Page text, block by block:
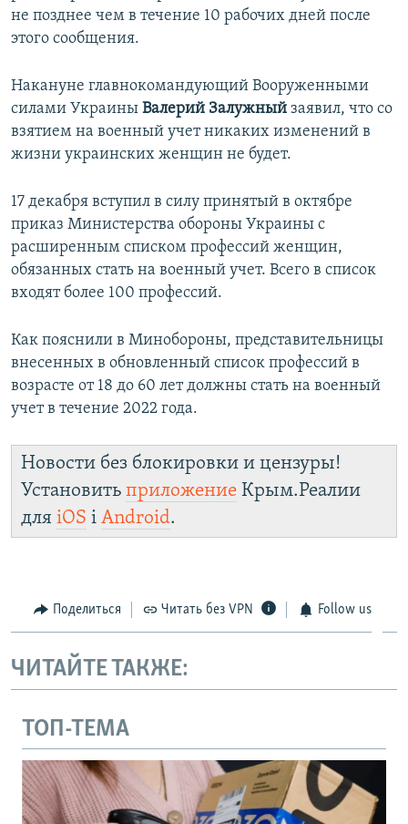
не позднее чем в течение 10 рабочих дней после
этого сообщения.
Накануне главнокомандующий Вооруженными
силами Украины Валерий Залужный заявил, что со
взятием на военный учет никаких изменений в
жизни украинских женщин не будет.
17 декабря вступил в силу принятый в октябре
приказ Министерства обороны Украины с
расширенным списком профессий женщин,
обязанных стать на военный учет. Всего в список
входят более 100 профессий.
Как пояснили в Минобороны, представительницы
внесенных в обновленный список профессий в
возрасте от 18 до 60 лет должны стать на военный
учет в течение 2022 года.
Новости без блокировки и цензуры!
Установить приложение Крым.Реалии
для iOS і Android.
Поделиться Читать без VPN Follow us
ЧИТАЙТЕ ТАКЖЕ:
ТОП-ТЕМА